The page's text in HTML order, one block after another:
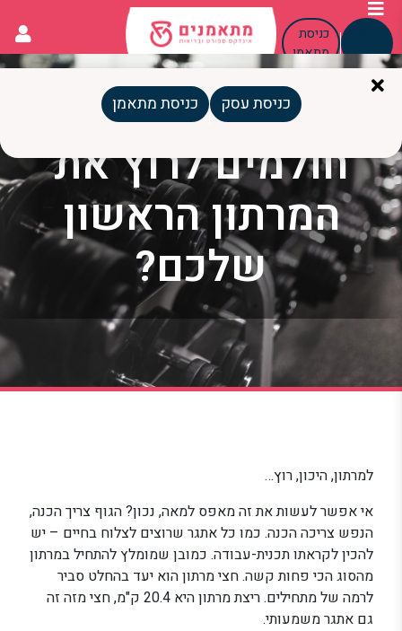
עסק
כניסת
מתאמן
כניסת עסק כניסת מתאמן
חולמים לרוץ את
המרתון הראשון
שלכם?
למרתון, היכון, רוץ…
אי אפשר לעשות את זה מאפס למאה, נכון? הגוף צריך הכנה,
הנפש צריכה הכנה. כמו כל אתגר שרוצים לצלוח בחיים – יש
להכין לקראתו תכנית-עבודה. כמובן שמומלץ להתחיל במרתון
מהסוג הכי פחות קשה. חצי מרתון הוא יעד בהחלט סביר
לרמה של מתחילים. ריצת מרתון היא 20.4 ק"מ, חצי מזה זה
גם אתגר משמעותי.